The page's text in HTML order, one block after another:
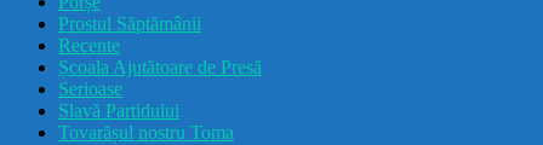
Prostul Săptămânii
Recente
Școala Ajutătoare de Presă
Serioase
Slavă Partidului
Tovarășul nostru Toma